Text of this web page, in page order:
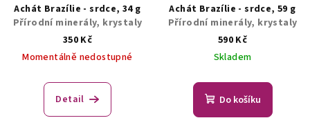
Achát Brazílie - srdce, 34 g
Přírodní minerály, krystaly
350 Kč
Momentálně nedostupné
Detail
Achát Brazílie - srdce, 59 g
Přírodní minerály, krystaly
590 Kč
Skladem
Do košíku